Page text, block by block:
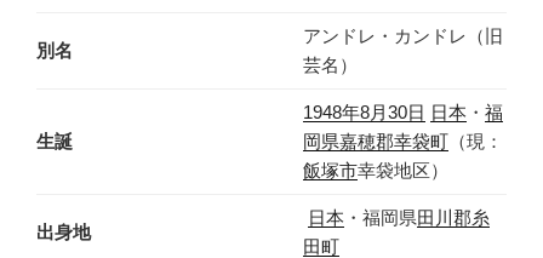
別名
アンドレ・カンドレ（旧
芸名）
生誕
1948年8月30日 日本 ・ 福
岡県嘉穂郡幸袋町（現：
飯塚市幸袋地区）
出身地
日本 ・福岡県田川郡糸
田町